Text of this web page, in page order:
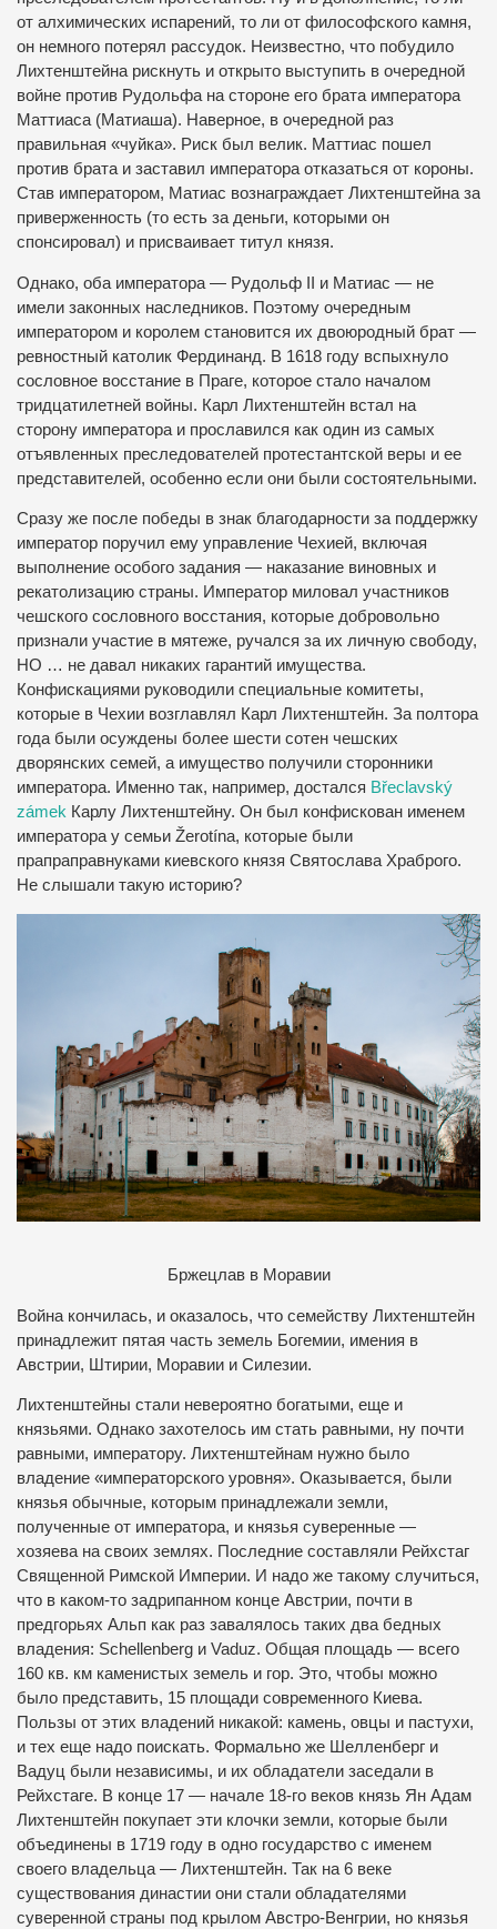
от алхимических испарений, то ли от философского камня,
он немного потерял рассудок. Неизвестно, что побудило
Лихтенштейна рискнуть и открыто выступить в очередной
войне против Рудольфа на стороне его брата императора
Маттиаса (Матиаша). Наверное, в очередной раз
правильная «чуйка». Риск был велик. Маттиас пошел
против брата и заставил императора отказаться от короны.
Став императором, Матиас вознаграждает Лихтенштейна за
приверженность (то есть за деньги, которыми он
спонсировал) и присваивает титул князя.
Однако, оба императора — Рудольф II и Матиас — не
имели законных наследников. Поэтому очередным
императором и королем становится их двоюродный брат —
ревностный католик Фердинанд. В 1618 году вспыхнуло
сословное восстание в Праге, которое стало началом
тридцатилетней войны. Карл Лихтенштейн встал на
сторону императора и прославился как один из самых
отъявленных преследователей протестантской веры и ее
представителей, особенно если они были состоятельными.
Сразу же после победы в знак благодарности за поддержку
император поручил ему управление Чехией, включая
выполнение особого задания — наказание виновных и
рекатолизацию страны. Император миловал участников
чешского сословного восстания, которые добровольно
признали участие в мятеже, ручался за их личную свободу,
НО … не давал никаких гарантий имущества.
Конфискациями руководили специальные комитеты,
которые в Чехии возглавлял Карл Лихтенштейн. За полтора
года были осуждены более шести сотен чешских
дворянских семей, а имущество получили сторонники
императора. Именно так, например, достался Břeclavský
zámek Карлу Лихтенштейну. Он был конфискован именем
императора у семьи Žerotína, которые были
прапраправнуками киевского князя Святослава Храброго.
Не слышали такую историю?
Бржецлав в Моравии
Война кончилась, и оказалось, что семейству Лихтенштейн
принадлежит пятая часть земель Богемии, имения в
Австрии, Штирии, Моравии и Силезии.
Лихтенштейны стали невероятно богатыми, еще и
князьями. Однако захотелось им стать равными, ну почти
равными, императору. Лихтенштейнам нужно было
владение «императорского уровня». Оказывается, были
князья обычные, которым принадлежали земли,
полученные от императора, и князья суверенные —
хозяева на своих землях. Последние составляли Рейхстаг
Священной Римской Империи. И надо же такому случиться,
что в каком-то задрипанном конце Австрии, почти в
предгорьях Альп как раз завалялось таких два бедных
владения: Schellenberg и Vaduz. Общая площадь — всего
160 кв. км каменистых земель и гор. Это, чтобы можно
было представить, 15 площади современного Киева.
Пользы от этих владений никакой: камень, овцы и пастухи,
и тех еще надо поискать. Формально же Шелленберг и
Вадуц были независимы, и их обладатели заседали в
Рейхстаге. В конце 17 — начале 18-го веков князь Ян Адам
Лихтенштейн покупает эти клочки земли, которые были
объединены в 1719 году в одно государство с именем
своего владельца — Лихтенштейн. Так на 6 веке
существования династии они стали обладателями
суверенной страны под крылом Австро-Венгрии, но князья